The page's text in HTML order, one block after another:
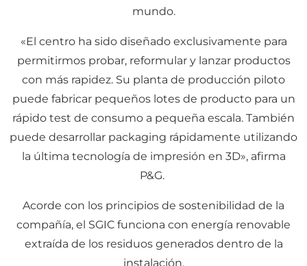
mundo.
«El centro ha sido diseñado exclusivamente para
permitirmos probar, reformular y lanzar productos
con más rapidez. Su planta de producción piloto
puede fabricar pequeños lotes de producto para un
rápido test de consumo a pequeña escala. También
puede desarrollar packaging rápidamente utilizando
la última tecnología de impresión en 3D», afirma
P&G.
Acorde con los principios de sostenibilidad de la
compañía, el SGIC funciona con energía renovable
extraída de los residuos generados dentro de la
instalación.